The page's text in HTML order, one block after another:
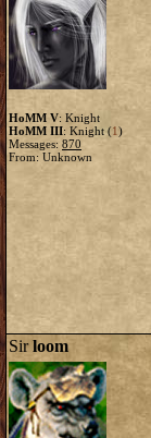
HoMM V: Knight
HoMM III: Knight (1)
Messages: 870
From: Unknown
Sirloom